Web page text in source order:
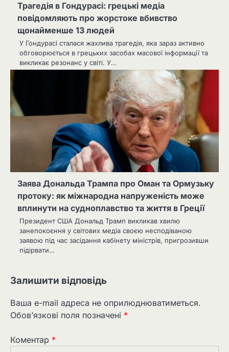
Трагедія в Гондурасі: грецькі медіа
повідомляють про жорстоке вбивство
щонайменше 13 людей
У Гондурасі сталася жахлива трагедія, яка зараз активно
обговорюється в грецьких засобах масової інформації та
викликає резонанс у світі. У…
Заява Дональда Трампа про Оман та Ормузьку
протоку: як міжнародна напруженість може
вплинути на судноплавство та життя в Греції
Президент США Дональд Трамп викликав хвилю
занепокоєння у світових медіа своєю несподіваною
заявою під час засідання кабінету міністрів, пригрозивши
підірвати…
Залишити відповідь
Ваша e-mail адреса не оприлюднюватиметься.
Обов’язкові поля позначені *
Коментар *